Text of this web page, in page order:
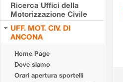
Ricerca Uffici della
Motorizzazione Civile
UFF. MOT. CIV. DI
ANCONA
Home Page
Dove siamo
Orari apertura sportelli